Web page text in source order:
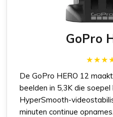
GoPro
De GoPro HERO 12
beelden in 5,3K die
HyperSmooth-
minuten continue